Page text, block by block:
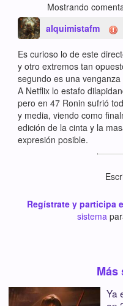
Mostrando
alquimistafm
Es curioso lo de este
y otro extremos tan
segundo es una
A Netflix lo estafo
pero en 47 Ronin sufrió
y media, viendo como
edición de la cinta y la
expresión posible.
Regístrate y participa
sistema
Más
Ya